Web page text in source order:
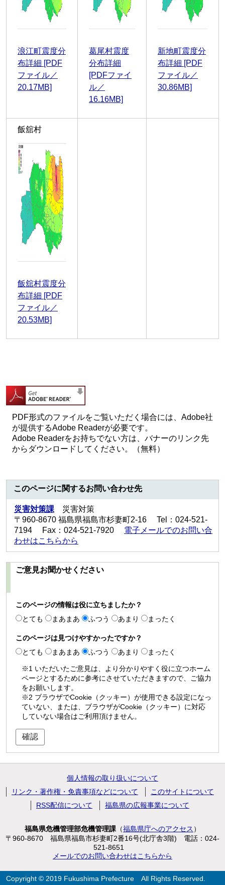
浪江町震度分
布詳細 [PDF
ファイル／
20.17MB]
葛尾村震度
分布詳細
[PDFファイ
ル／
16.16MB]
新地町震度分
布詳細 [PDF
ファイル／
30.86MB]
飯舘村
飯舘村震度分
布詳細 [PDF
ファイル／
20.53MB]
PDF形式のファイルをご覧いただく場合には、Adobe社
が提供するAdobe Readerが必要です。
Adobe Readerをお持ちでない方は、バナーのリンク先
からダウンロードしてください。（無料）
このページに関するお問い合わせ先
災害対策課 災害対策
〒960-8670 福島県福島市杉妻町2-16 Tel：024-521-
7194 Fax：024-521-7920 電子メールでのお問い合
わせはこちらから
ご意見お聞かせください
このページの情報は役に立ちましたか？
とても
まあまあ ふつう あまり まったく
このページは見つけやすかったですか？
とても
まあまあ ふつう あまり まったく
※1 いただいたご意見は、より分かりやすく役に立つホーム
ページとするために参考にさせていただきますので、ご協力
をお願いします。
※2 ブラウザでCookie（クッキー）が使用できる設定になっ
ていない、または、ブラウザがCookie（クッキー）に対応
していない場合はご利用頂けません。
個人情報の取り扱いについて
リンク・著作権・免責事項などについて
このサイトについて
RSS配信について
福島県の広報事業について
福島県危機管理部危機管理課 （福島県庁へのアクセス ）
〒960-8670 福島県福島市杉妻町2番16号(北庁舎3階)
電話：024-
521-8651
メールでのお問い合わせはこちらから
Copyright © 2019 Fukushima Prefecture All Rights Reserved.